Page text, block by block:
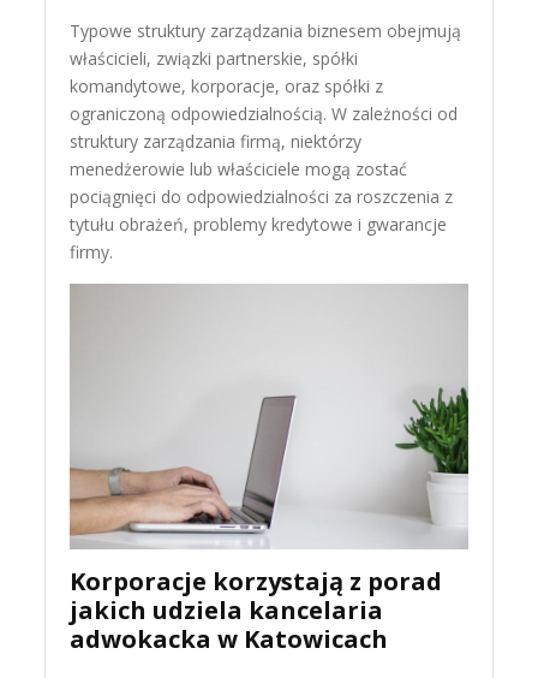
Typowe struktury zarządzania biznesem obejmują
właścicieli, związki partnerskie, spółki
komandytowe, korporacje, oraz spółki z
ograniczoną odpowiedzialnością. W zależności od
struktury zarządzania firmą, niektórzy
menedżerowie lub właściciele mogą zostać
pociągnięci do odpowiedzialności za roszczenia z
tytułu obrażeń, problemy kredytowe i gwarancje
firmy.
Korporacje korzystają z porad
jakich udziela kancelaria
adwokacka w Katowicach